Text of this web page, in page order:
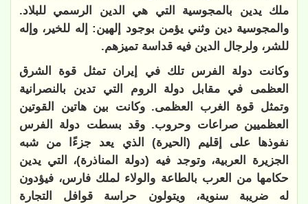
ملك يدين بالمجوسية التي هي الدين الرسمي للبلاد.
والمجوسية دين وثني يؤمن بوجود إلهين: إله للخير، وإله
للشر، ولرجال الدين فيه قداسة تميزهم.
وكانت دولة الفرس تلك في إيران تمثل قوة الشرق
العظمى في مقابل دولة الروم التي تدين بالنصرانية
وتمثل قوة الغرب العظمى. وكانت بين هاتين القوتين
العظميين صراعات وحروب. وقد بسطت دولة الفرس
نفوذها على إقليم (الحيرة) الذي يعد جزءًا من شبه
الجزيرة العربية، وتوجد فيه (دولة المناذرة)، التي يدين
حكامها من العرب بالطاعة والولاء لملك فارس، فيؤدون
له ضريبة سنوية، ويتولون حراسة قوافل التجارة